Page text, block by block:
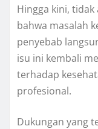
Hingga kini,
bahwa masalah
penyebab
isu ini kembali
terhadap
profesional.
Dukungan yang